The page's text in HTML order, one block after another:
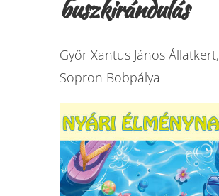
buszkirándulás
Győr Xantus János Állatkert,
Sopron Bobpálya